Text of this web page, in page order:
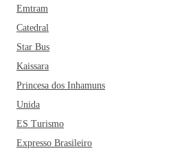
Emtram
Catedral
Star Bus
Kaissara
Princesa dos Inhamuns
Unida
ES Turismo
Expresso Brasileiro